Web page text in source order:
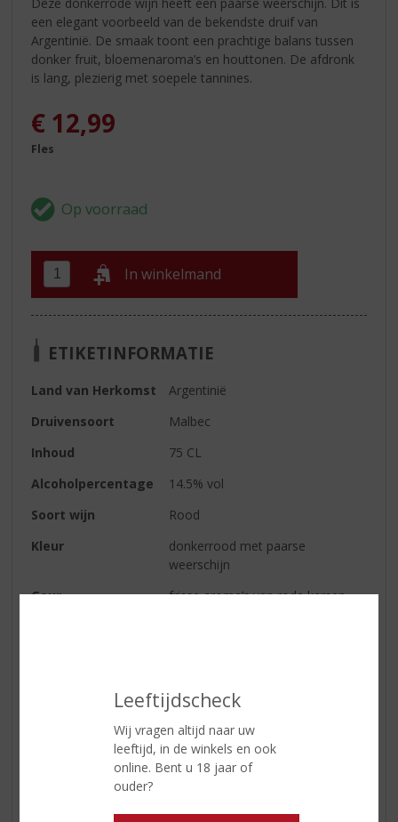
Leeftijdscheck
Wij vragen altijd naar uw
leeftijd, in de winkels en ook
online. Bent u 18 jaar of
ouder?
een elegant voorbeeld van de bekendste druif van
Argentinië. De smaak toont een prachtige balans tussen
donker fruit, bloemenaroma’s en houttonen. De afdronk
is lang, plezierig met soepele tannines.
€ 12,99
Fles
In winkelmand
ETIKETINFORMATIE
Land van Herkomst
Argentinië
Druivensoort
Malbec
Inhoud
75 CL
Alcoholpercentage
14.5% vol
Soort wijn
Rood
Kleur
donkerrood met paarse
weerschijn
Geur
frisse aroma’s van rode kersen,
goede match bij verfijnde en
Reviews